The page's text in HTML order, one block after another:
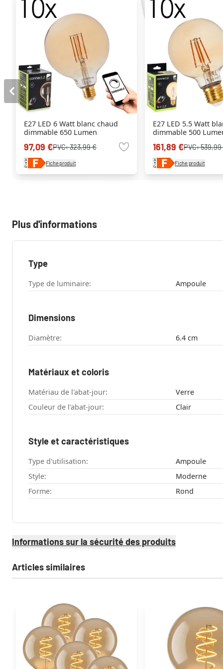
E27 LED 6 Watt blanc chaud
dimmable 650 Lumen
97,09 €PVC:323,99 €
Fiche produit
E27 LED 5.5 Watt
dimmable 500
161,89 €PVC:
Fiche produit
Plus d'informations
Type
Type de luminaire: Ampoule
Dimensions
Diamètre: 6.4 cm
Matériaux et coloris
Matériau de l'abat-jour:
Verre
Couleur de l'abat-jour:
Clair
Style et caractéristiques
Type d'utilisation:
Ampoule
Style:
Moderne
Forme:
Rond
Informations sur la sécurité des produits
Articles similaires